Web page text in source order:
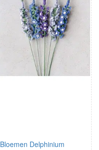
Bloemen Delphinium